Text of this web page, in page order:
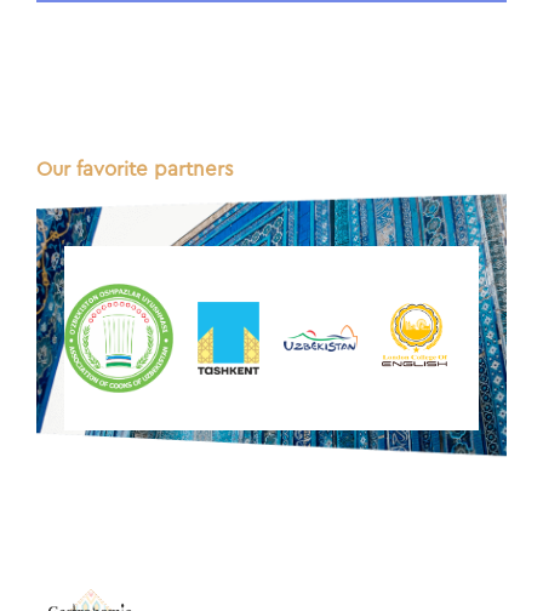
Our favorite partners